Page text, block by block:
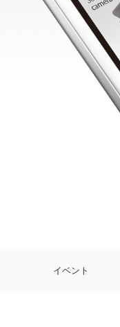
イベント